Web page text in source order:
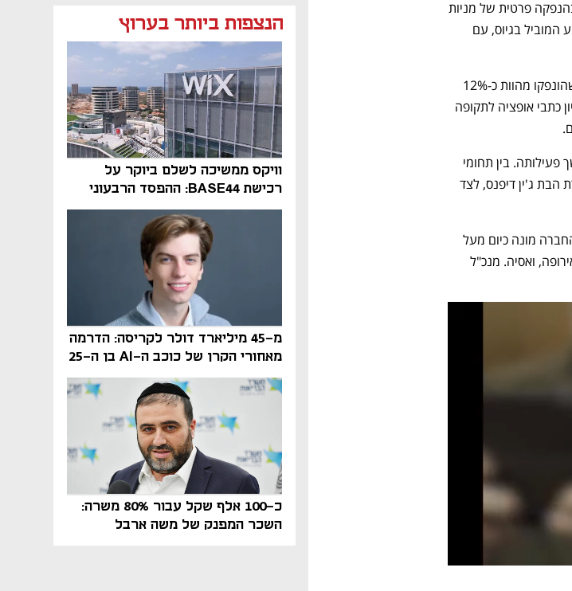
הנצפות ביותר בערוץ
וויקס ממשיכה לשלם ביוקר על
רכישת BASE44: ההפסד הרבעוני
זינק ל-76 מיליון דולר
מ-45 מיליארד דולר לקריסה: הדרמה
מאחורי הקרן של כוכב ה-AI בן ה-25
כ-100 אלף שקל עבור 80% משרה:
השכר המפנק של משה ארבל